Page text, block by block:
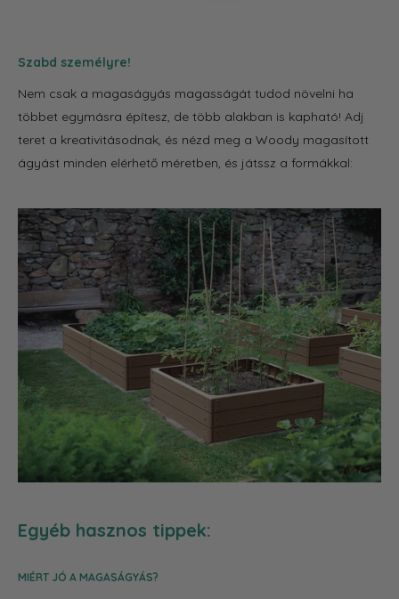
Szabd személyre!
Nem csak a magaságyás magasságát tudod növelni ha
többet egymásra építesz, de több alakban is kapható! Adj
teret a kreativitásodnak, és nézd meg a Woody magasított
ágyást minden elérhető méretben, és játssz a formákkal:
Egyéb hasznos tippek:
MIÉRT JÓ A MAGASÁGYÁS?